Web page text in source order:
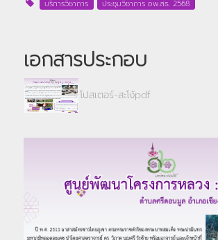
บริการวิชาการ
ประชุมวิชาการ อพ.สธ. 2568
เอกสารประกอบ
โปสเตอร์-สะโง้pdf